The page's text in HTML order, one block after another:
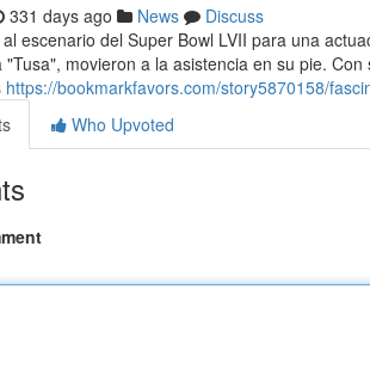
331 days ago News
Discuss
escenario del Super Bowl LVII para una
"Tusa", movieron a la asistencia en su pie.
https://bookmarkfavors.com/story5870158/
Who Upvoted